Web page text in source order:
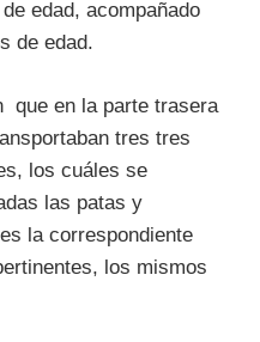
edad, acompañado
de edad.
que en la parte trasera
tres tres
los cuáles se
las patas y
la correspondiente
los mismos